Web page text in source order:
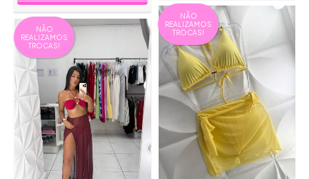
NÃO
REALIZAMOS
TROCAS!
NÃO
REALIZAMOS
TROCAS!